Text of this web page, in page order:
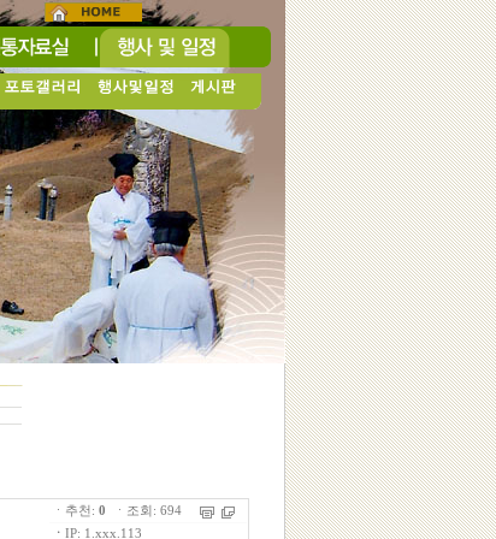
ㆍ추천: 0 ㆍ조회: 694
ㆍ IP: 1.xxx.113